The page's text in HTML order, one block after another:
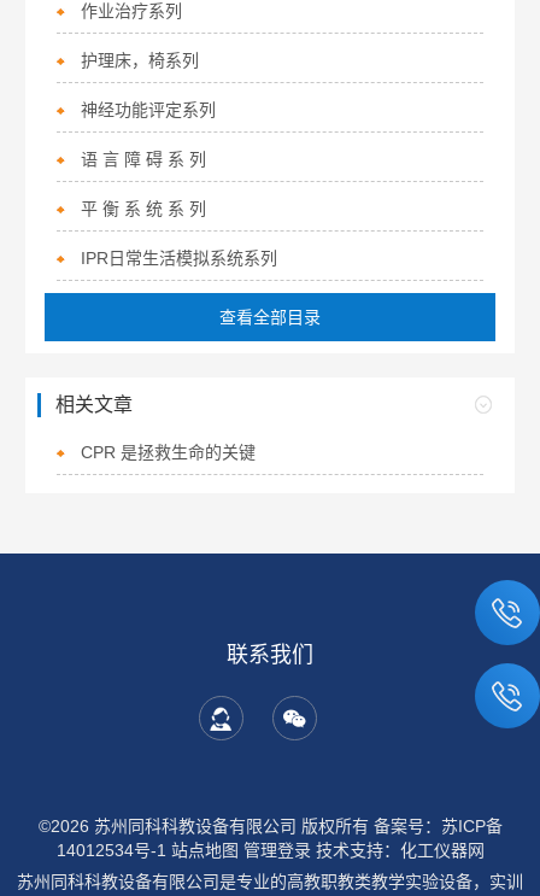
作业治疗系列
护理床，椅系列
神经功能评定系列
语 言 障 碍 系 列
平 衡 系 统 系 列
IPR日常生活模拟系统系列
查看全部目录
相关文章
CPR 是拯救生命的关键
联系我们
©2026 苏州同科科教设备有限公司 版权所有 备案号：苏ICP备
14012534号-1 站点地图 管理登录技术支持： 化工仪器网
苏州同科科教设备有限公司是专业的高教职教类教学实验设备，实训